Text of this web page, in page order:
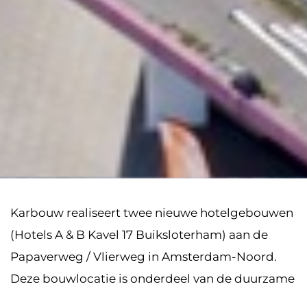
Karbouw realiseert twee nieuwe hotelgebouwen
(Hotels A & B Kavel 17 Buiksloterham) aan de
Papaverweg / Vlierweg in Amsterdam-Noord.
Deze bouwlocatie is onderdeel van de duurzame